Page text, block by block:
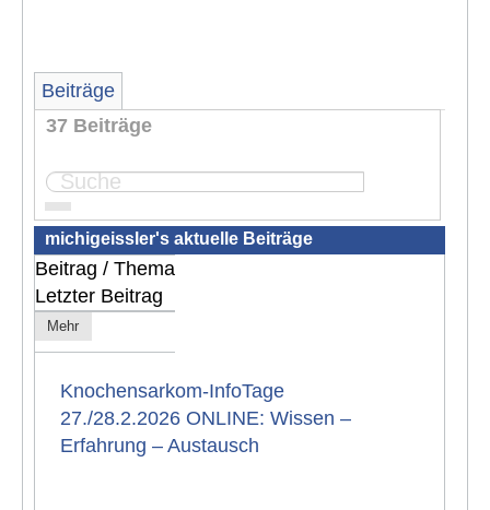
Beiträge
37 Beiträge
Seite: 1 2 3
michigeissler's aktuelle Beiträge
Beitrag / Thema
Letzter Beitrag
Mehr
Knochensarkom-InfoTage
27./28.2.2026 ONLINE: Wissen –
Erfahrung – Austausch